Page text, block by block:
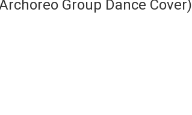
Group Dance Cover)